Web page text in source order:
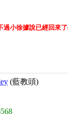
過小徐據說已經回來
(藍教頭)